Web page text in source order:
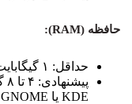
حافظه (RAM):
حداقل: ۱ گیگابایت برای نسخه‌های سبک مانند Xfce یا i3
KDE یا GNOME